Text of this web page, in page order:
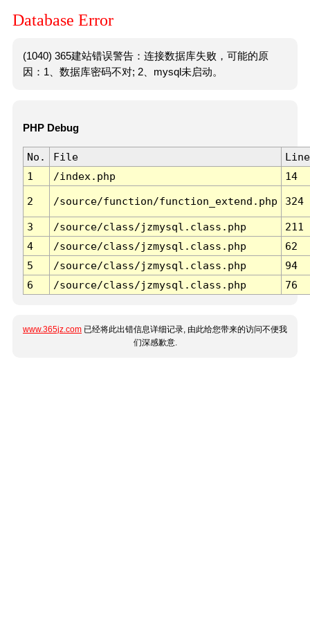
Database Error
(1040) 365建站错误警告：连接数据库失败，可能的原
因：1、数据库密码不对; 2、mysql未启动。
PHP Debug
No. File
Line
1
/index.php 14
2 /source/function/function_extend.php 324
3 /source/class/jzmysql.class.php
211
4
/source/class/jzmysql.class.php
62
5
/source/class/jzmysql.class.php
94
6
/source/class/jzmysql.class.php 76
www.365jz.com 已经将此出错信息详细记录, 由此给您带来的访问不便我
们深感歉意.